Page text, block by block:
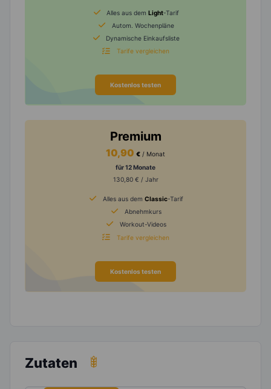
Alles aus dem Light-Tarif
Autom. Wochenpläne
Dynamische Einkaufsliste
Tarife vergleichen
Kostenlos testen
Premium
10,90 € / Monat
für 12 Monate
130,80 € / Jahr
Alles aus dem Classic-Tarif
Abnehmkurs
Workout-Videos
Tarife vergleichen
Kostenlos testen
Zutaten